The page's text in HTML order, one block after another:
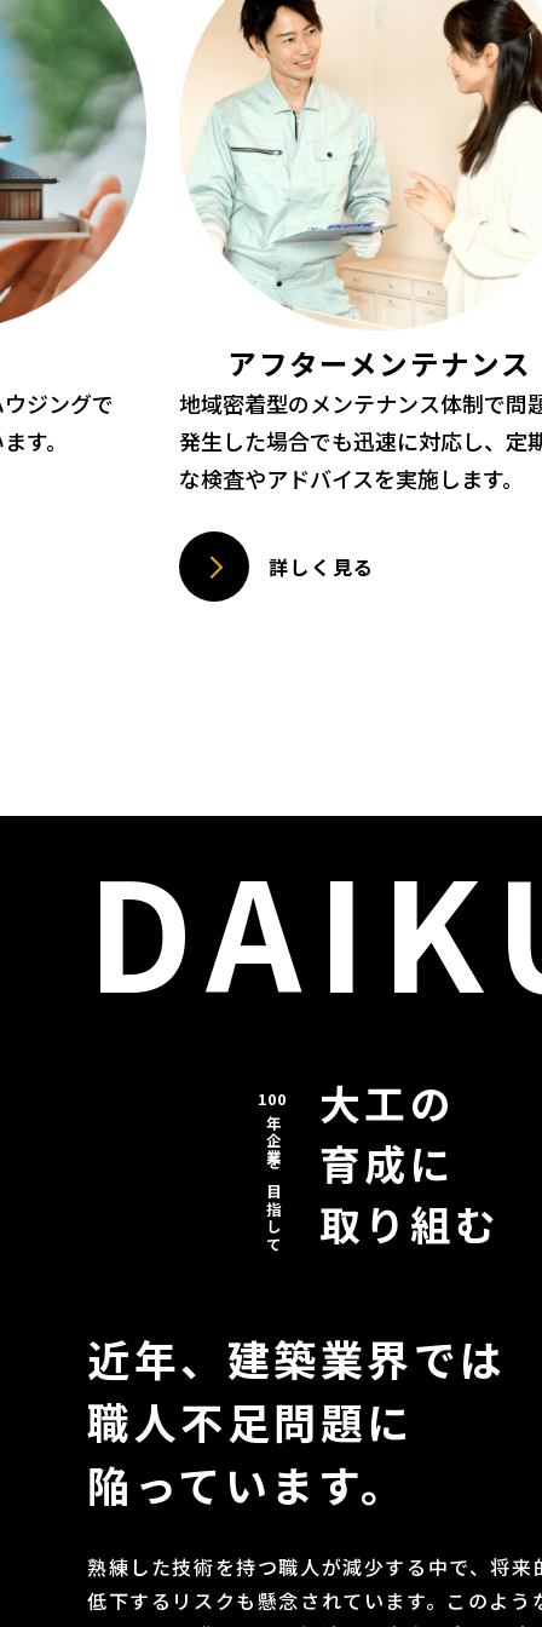
ジングで
す。
アフターメンテナンス
地域密着型のメンテナンス体制で問
発生した場合でも迅速に対応し、定
な検査やアドバイスを実施します。
詳しく見る
100
年企業を目指して
大工の
育成に
取り組む
近年、建築業界では
職人不足問題に
陥っています。
熟練した技術を持つ職人が減少する中で、将
低下するリスクも懸念されています。このよう